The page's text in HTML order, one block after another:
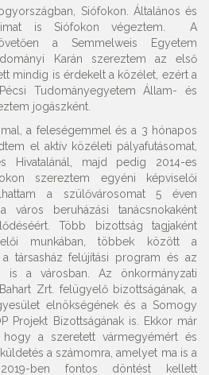
Siófokon. Általános és
is Siófokon végeztem. A
a Semmelweis Egyetem
Karán szereztem az első
mindig is érdekelt a közélet, ezért a
Tudományegyetem Állam- és
jogászként.
a feleségemmel és a 3 hónapos
el aktív közéleti pályafutásomat,
Hivatalánál, majd pedig 2014-es
szereztem egyéni képviselői
a szülővárosomat 5 éven
beruházási tanácsnokaként
Több bizottság tagjaként
munkában, többek között a
társasház felújítási program és az
is a városban. Az önkormányzati
Zrt. felügyelő bizottságának, a
elnökségének és a Somogy
Projekt Bizottságának is. Ekkor már
a szeretett vármegyémért és
a számomra, amelyet ma is a
ben fontos döntést kellett